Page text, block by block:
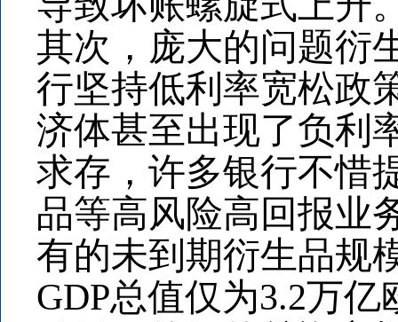
其次，庞大的问题衍
行坚持低利率宽松政
济体甚至出现了负利
求存，许多银行不惜
品等高风险高回报业
有的未到期衍生品规
GDP总值仅为3.2万